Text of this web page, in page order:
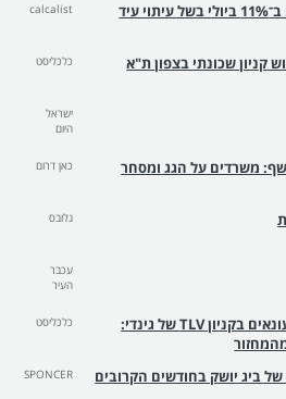
מכירות האופנה ירדו ב־11% ביולי בשל עיתוי עיד
calcalist
קניון שכונתי בצפון ת"א כלכליסט
ישראל
היום
משרדים על הגג ומסחר
כאן דרום
גלובס
עכבר
העיר
בעקבות תלונות קמעונאים בקניון TLV של גינדי:
כלכליסט
של ביג יושק בחודשים הקרובים SPONCER